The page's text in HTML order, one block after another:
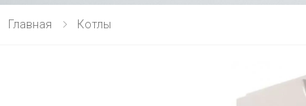
Главная Котлы